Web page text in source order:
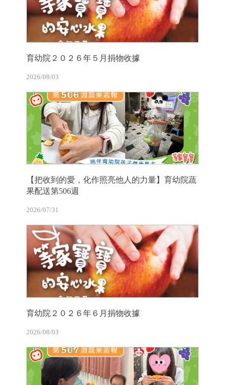
育幼院２０２６年５月捐物收據
2026/08/03
【把收到的愛，化作照亮他人的力量】育幼院蔬
果配送第506週
2026/07/31
育幼院２０２６年６月捐物收據
2026/08/03